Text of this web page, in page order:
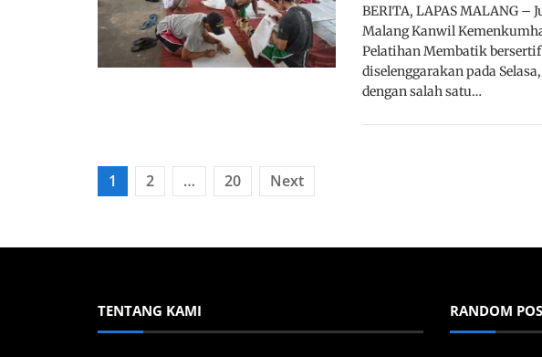
BERITA, LAPAS MALANG –
Malang Kanwil
Pelatihan Membatik
diselenggarakan pada
dengan salah satu…
Posts
1 2 … 20 Next
TENTANG KAMI RANDOM